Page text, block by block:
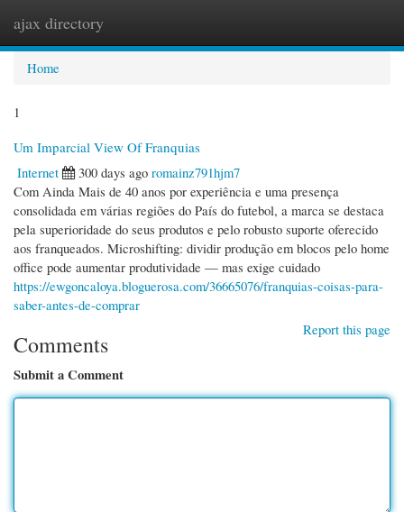
ajax directory
Home
1
Um Imparcial View Of Franquias
Internet
300 days ago romainz791hjm7
Com Ainda Mais de 40 anos por experiência e uma presença
consolidada em várias regiões do País do futebol, a marca se destaca
pela superioridade do seus produtos e pelo robusto suporte oferecido
aos franqueados. Microshifting: dividir produção em blocos pelo home
office pode aumentar produtividade — mas exige cuidado
https://ewgoncaloya.bloguerosa.com/36665076/franquias-coisas-para-
saber-antes-de-comprar
Report this page
Comments
Submit a Comment